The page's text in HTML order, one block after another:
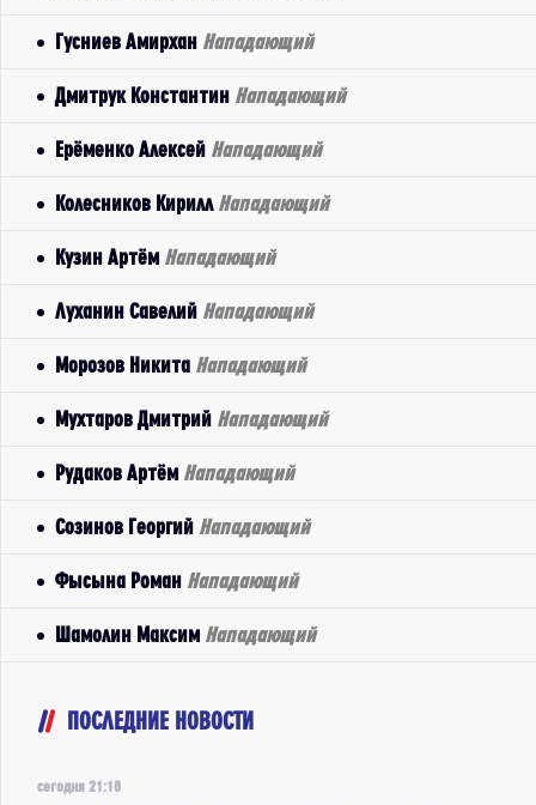
Гусниев Амирхан Нападающий
Дмитрук Константин Нападающий
Ерёменко Алексей Нападающий
Колесников Кирилл Нападающий
Кузин Артём Нападающий
Луханин Савелий Нападающий
Морозов Никита Нападающий
Мухтаров Дмитрий Нападающий
Рудаков Артём Нападающий
Созинов Георгий Нападающий
Фысына Роман Нападающий
Шамолин Максим Нападающий
ПОСЛЕДНИЕ НОВОСТИ
сегодня 21:18